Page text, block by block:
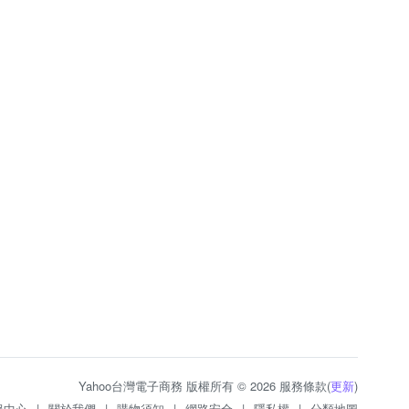
Yahoo台灣電子商務 版權所有 © 2026 服務條款(更新)